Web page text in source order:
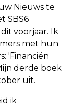
Nieuws te
SBS6
voorjaar. Ik
met hun
'Financiën
derde boek
uit.
ik